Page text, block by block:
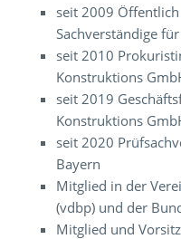
seit 2009
Sachverständige
seit 2010
Konstruktions
seit 2019
Konstruktions
seit 2020
Bayern
Mitglied in der
(vdbp) und der
Mitglied und